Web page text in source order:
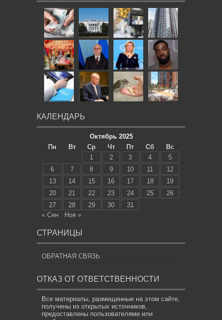
КАЛЕНДАРЬ
Октябрь 2025
Пн
Вт Ср Чт Пт Сб
Вс
1
2 3 4
5
6
7 8 9 10 11
12
13
14 15 16 17 18
19
20
21 22 23 24 25
26
27
28 29 30
31
« Сен
Ноя »
СТРАНИЦЫ
ОБРАТНАЯ СВЯЗЬ
ОТКАЗ ОТ ОТВЕТСТВЕННОСТИ
Все материалы, размещенные на этом сайте,
получены из открытых источников,
предоставлены пользователями или